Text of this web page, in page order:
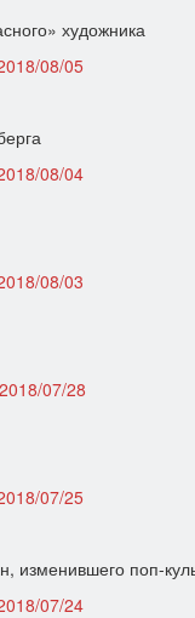
художника
08/05
08/04
08/03
2018/07/28
07/25
изменившего поп-
07/24